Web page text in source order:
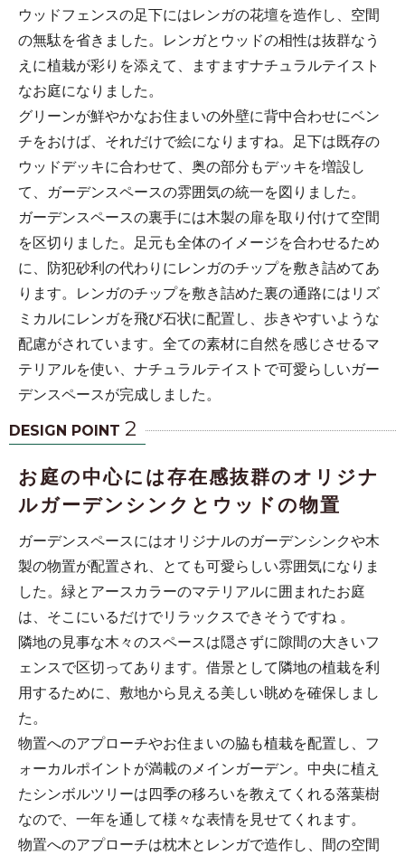
ウッドフェンスの足下にはレンガの花壇を造作し、空間
の無駄を省きました。レンガとウッドの相性は抜群なう
えに植栽が彩りを添えて、ますますナチュラルテイスト
なお庭になりました。
グリーンが鮮やかなお住まいの外壁に背中合わせにベン
チをおけば、それだけで絵になりますね。足下は既存の
ウッドデッキに合わせて、奥の部分もデッキを増設し
て、ガーデンスペースの雰囲気の統一を図りました。
ガーデンスペースの裏手には木製の扉を取り付けて空間
を区切りました。足元も全体のイメージを合わせるため
に、防犯砂利の代わりにレンガのチップを敷き詰めてあ
ります。レンガのチップを敷き詰めた裏の通路にはリズ
ミカルにレンガを飛び石状に配置し、歩きやすいような
配慮がされています。全ての素材に自然を感じさせるマ
テリアルを使い、ナチュラルテイストで可愛らしいガー
デンスペースが完成しました。
DESIGN POINT 2
お庭の中心には存在感抜群のオリジナ
ルガーデンシンクとウッドの物置
ガーデンスペースにはオリジナルのガーデンシンクや木
製の物置が配置され、とても可愛らしい雰囲気になりま
した。緑とアースカラーのマテリアルに囲まれたお庭
は、そこにいるだけでリラックスできそうですね 。
隣地の見事な木々のスペースは隠さずに隙間の大きいフ
ェンスで区切ってあります。借景として隣地の植栽を利
用するために、敷地から見える美しい眺めを確保しまし
た。
物置へのアプローチやお住まいの脇も植栽を配置し、フ
ォーカルポイントが満載のメインガーデン。中央に植え
たシンボルツリーは四季の移ろいを教えてくれる落葉樹
なので、一年を通して様々な表情を見せてくれます。
物置へのアプローチは枕木とレンガで造作し、間の空間